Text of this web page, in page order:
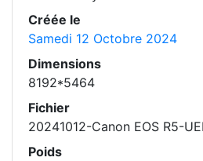
Créée le
Samedi 12 Octobre 2024
Dimensions
8192*5464
Fichier
20241012-Canon EOS R5-
Poids